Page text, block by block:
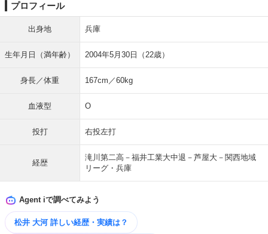
プロフィール
出身地 兵庫
生年月日（満年齢） 2004年5月30日（22歳）
身長／体重 167cm／60kg
血液型 O
投打 右投左打
経歴
滝川第二高－福井工業大中退－芦屋大－関西地域
リーグ・兵庫
Agent iで調べてみよう
松井 大河 詳しい経歴・実績は？